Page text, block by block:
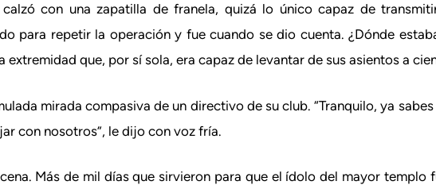
con una zapatilla de franela, quizá lo único capaz de
para repetir la operación y fue cuando se dio cuenta. ¿Dónde
extremidad que, por sí sola, era capaz de levantar de sus asientos a
mirada compasiva de un directivo de su club. “Tranquilo, ya
con nosotros”, le dijo con voz fría.
Más de mil días que sirvieron para que el ídolo del mayor